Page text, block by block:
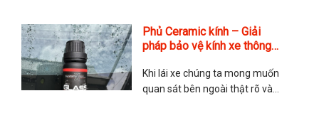
rất nhiều quý anh chị khi tìm đến
với TMA Store. Các chăm sóc
Thực tế thì rất đơn giản nhưng
Phủ Ceramic kính – Giải
pháp bảo vệ kính xe thông
Khi lái xe chúng ta mong muốn
quan sát bên ngoài thật rõ và